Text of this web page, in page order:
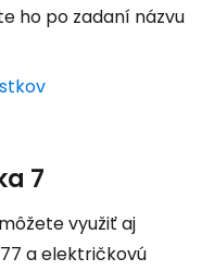
ho po zadaní názvu
7
využiť aj
a električkovú